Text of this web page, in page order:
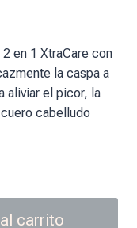
en 1 XtraCare con
la caspa a
aliviar el picor, la
cabelludo
carrito